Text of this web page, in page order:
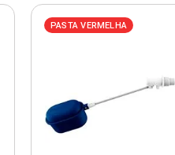
PASTA VERMELHA